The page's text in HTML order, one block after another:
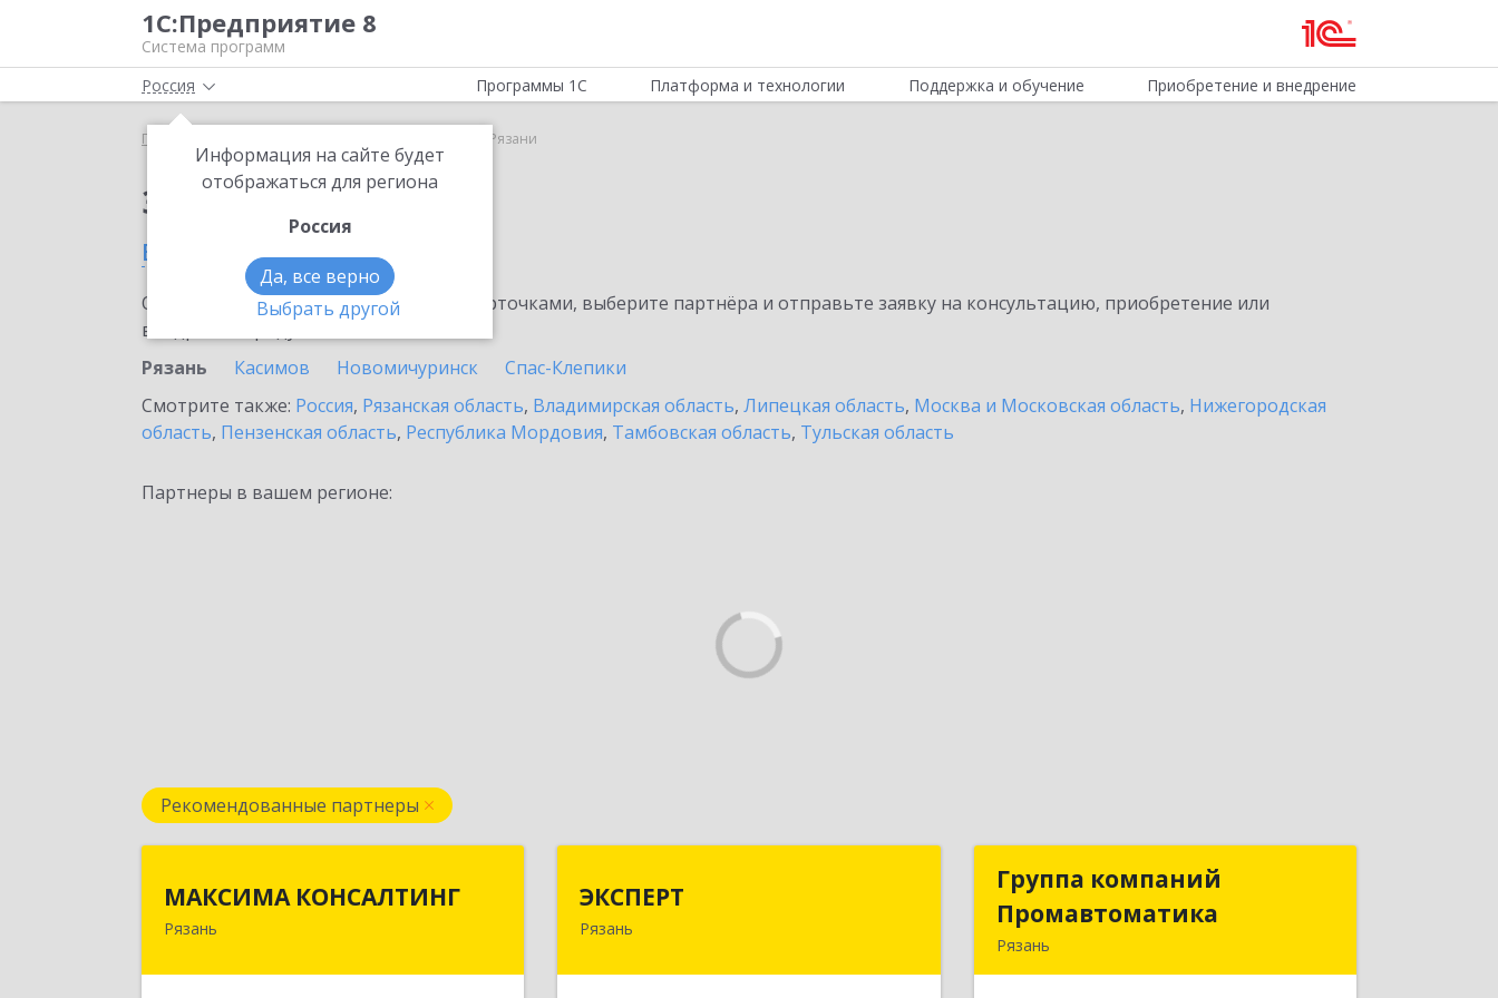
1С:Предприятие 8
Система программ
Россия
Информация на сайте будет
отображаться для региона
Россия
Да, все верно
Выбрать другой
Программы 1С Платформа и технологии Поддержка и обучение Приобретение и внедрение
Главная 1С:ЕГИСЗ в Рязани
Заказать 1С:ЕГИСЗ
в Рязани
Ознакомьтесь с информационными карточками, выберите партнёра и отправьте заявку на консультацию, приобретение или
внедрение продукта.
Рязань
Касимов Новомичуринск
Спас-Клепики
Смотрите также: Россия, Рязанская область, Владимирская область, Липецкая область, Москва и Московская область, Нижегородская
область, Пензенская область, Республика Мордовия, Тамбовская область, Тульская область
Партнеры в вашем регионе:
Рекомендованные партнеры
МАКСИМА КОНСАЛТИНГ
Рязань
ЭКСПЕРТ
Рязань
Группа компаний
Промавтоматика
Рязань
Группа компаний
Промавтоматика